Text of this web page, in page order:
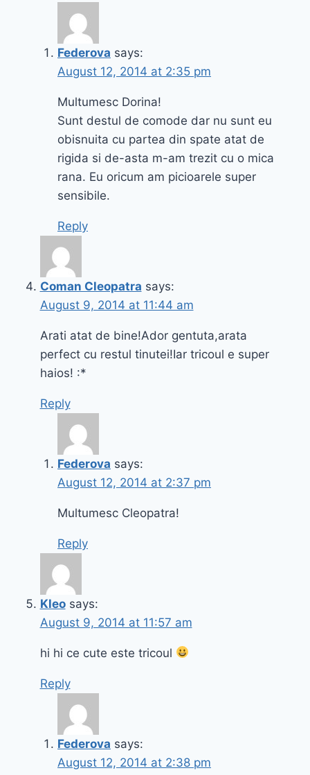
Federova says:
August 12, 2014 at 2:35 pm
Multumesc Dorina!
Sunt destul de comode dar nu sunt eu
obisnuita cu partea din spate atat de
rigida si de-asta m-am trezit cu o mica
rana. Eu oricum am picioarele super
sensibile.
Reply
Coman Cleopatra says:
August 9, 2014 at 11:44 am
Arati atat de bine!Ador gentuta,arata
perfect cu restul tinutei!Iar tricoul e super
haios! :*
Reply
Federova says:
August 12, 2014 at 2:37 pm
Multumesc Cleopatra!
Reply
Kleo says:
August 9, 2014 at 11:57 am
hi hi ce cute este tricoul
Reply
Federova says:
August 12, 2014 at 2:38 pm